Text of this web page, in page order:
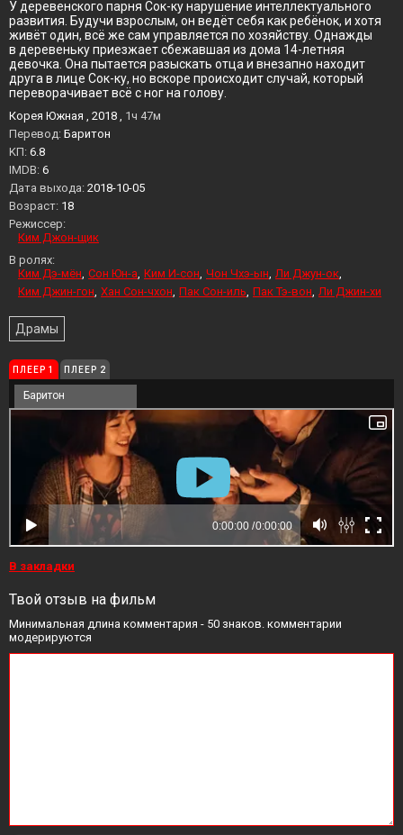
У деревенского парня Сок-ку нарушение интеллектуального
развития. Будучи взрослым, он ведёт себя как ребёнок, и хотя
живёт один, всё же сам управляется по хозяйству. Однажды
в деревеньку приезжает сбежавшая из дома 14-летняя
девочка. Она пытается разыскать отца и внезапно находит
друга в лице Сок-ку, но вскоре происходит случай, который
переворачивает всё с ног на голову.
Корея Южная , 2018 , 1ч 47м
Перевод: Баритон
KП: 6.8
IMDB: 6
Дата выхода: 2018-10-05
Возраст: 18
Режиссер:
Ким Джон-щик
В ролях:
Ким Дэ-мён Сон Юн-а Ким И-сон Чон Чхэ-ын Ли Джун-ок
Ким Джин-гон Хан Сон-чхон Пак Сон-иль Пак Тэ-вон Ли Джин-хи
Драмы
ПЛЕЕР 1 ПЛЕЕР 2
Баритон
В закладки
Твой отзыв на фильм
Минимальная длина комментария - 50 знаков. комментарии
модерируются